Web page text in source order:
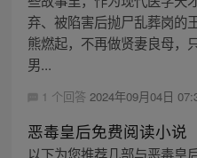
弃、被陷害后抛尸乱葬岗的
熊燃起，不再做贤妻良母，
男...
1 个回答 2024年09月04日
恶毒皇后免费阅读小说
以下为您推荐几部与恶毒皇